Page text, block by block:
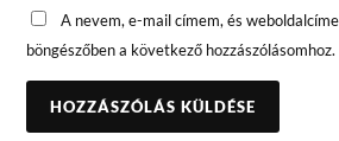
A nevem, e-mail címem, és
böngészőben a következő hozzászólásomhoz.